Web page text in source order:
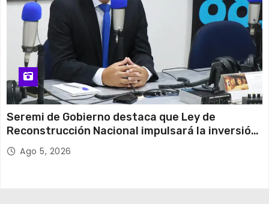
Seremi de Gobierno destaca que Ley de
Reconstrucción Nacional impulsará la inversión
y el empleo en Tarapacá
Ago 5, 2026